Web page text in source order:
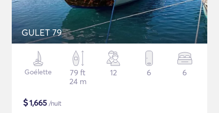
GULET 79
Goélette
79 ft
24 m
12 6 6
$1,665 /nuit